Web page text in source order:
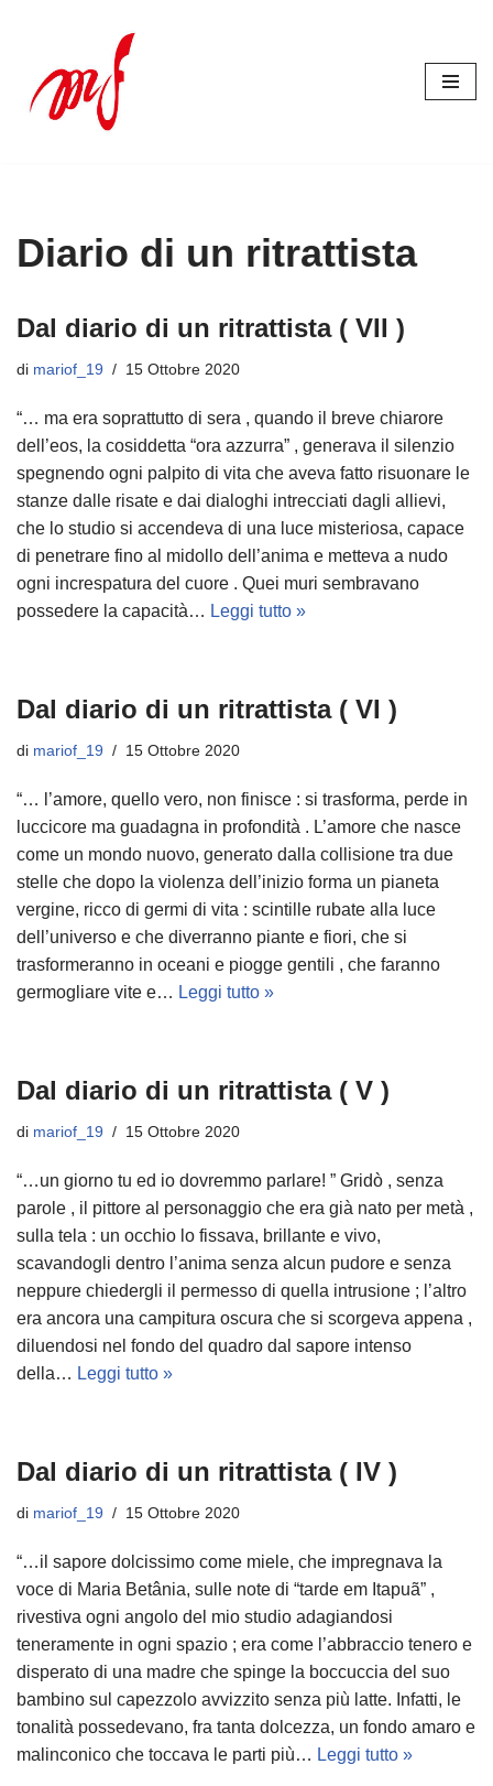
contenuto
Diario di un ritrattista
Dal diario di un ritrattista ( VII )
di mariof_19 15 Ottobre 2020
“… ma era soprattutto di sera , quando il breve chiarore
dell’eos, la cosiddetta “ora azzurra” , generava il silenzio
spegnendo ogni palpito di vita che aveva fatto risuonare le
stanze dalle risate e dai dialoghi intrecciati dagli allievi,
che lo studio si accendeva di una luce misteriosa, capace
di penetrare fino al midollo dell’anima e metteva a nudo
ogni increspatura del cuore . Quei muri sembravano
possedere la capacità… Leggi tutto »
Dal diario di un ritrattista ( VI )
di mariof_19 15 Ottobre 2020
“… l’amore, quello vero, non finisce : si trasforma, perde in
luccicore ma guadagna in profondità . L’amore che nasce
come un mondo nuovo, generato dalla collisione tra due
stelle che dopo la violenza dell’inizio forma un pianeta
vergine, ricco di germi di vita : scintille rubate alla luce
dell’universo e che diverranno piante e fiori, che si
trasformeranno in oceani e piogge gentili , che faranno
germogliare vite e… Leggi tutto »
Dal diario di un ritrattista ( V )
di mariof_19 15 Ottobre 2020
“…un giorno tu ed io dovremmo parlare! ” Gridò , senza
parole , il pittore al personaggio che era già nato per metà ,
sulla tela : un occhio lo fissava, brillante e vivo,
scavandogli dentro l’anima senza alcun pudore e senza
neppure chiedergli il permesso di quella intrusione ; l’altro
era ancora una campitura oscura che si scorgeva appena ,
diluendosi nel fondo del quadro dal sapore intenso
della… Leggi tutto »
Dal diario di un ritrattista ( IV )
di mariof_19 15 Ottobre 2020
“…il sapore dolcissimo come miele, che impregnava la
voce di Maria Betânia, sulle note di “tarde em Itapuã” ,
rivestiva ogni angolo del mio studio adagiandosi
teneramente in ogni spazio ; era come l’abbraccio tenero e
disperato di una madre che spinge la boccuccia del suo
bambino sul capezzolo avvizzito senza più latte. Infatti, le
tonalità possedevano, fra tanta dolcezza, un fondo amaro e
malinconico che toccava le parti più… Leggi tutto »